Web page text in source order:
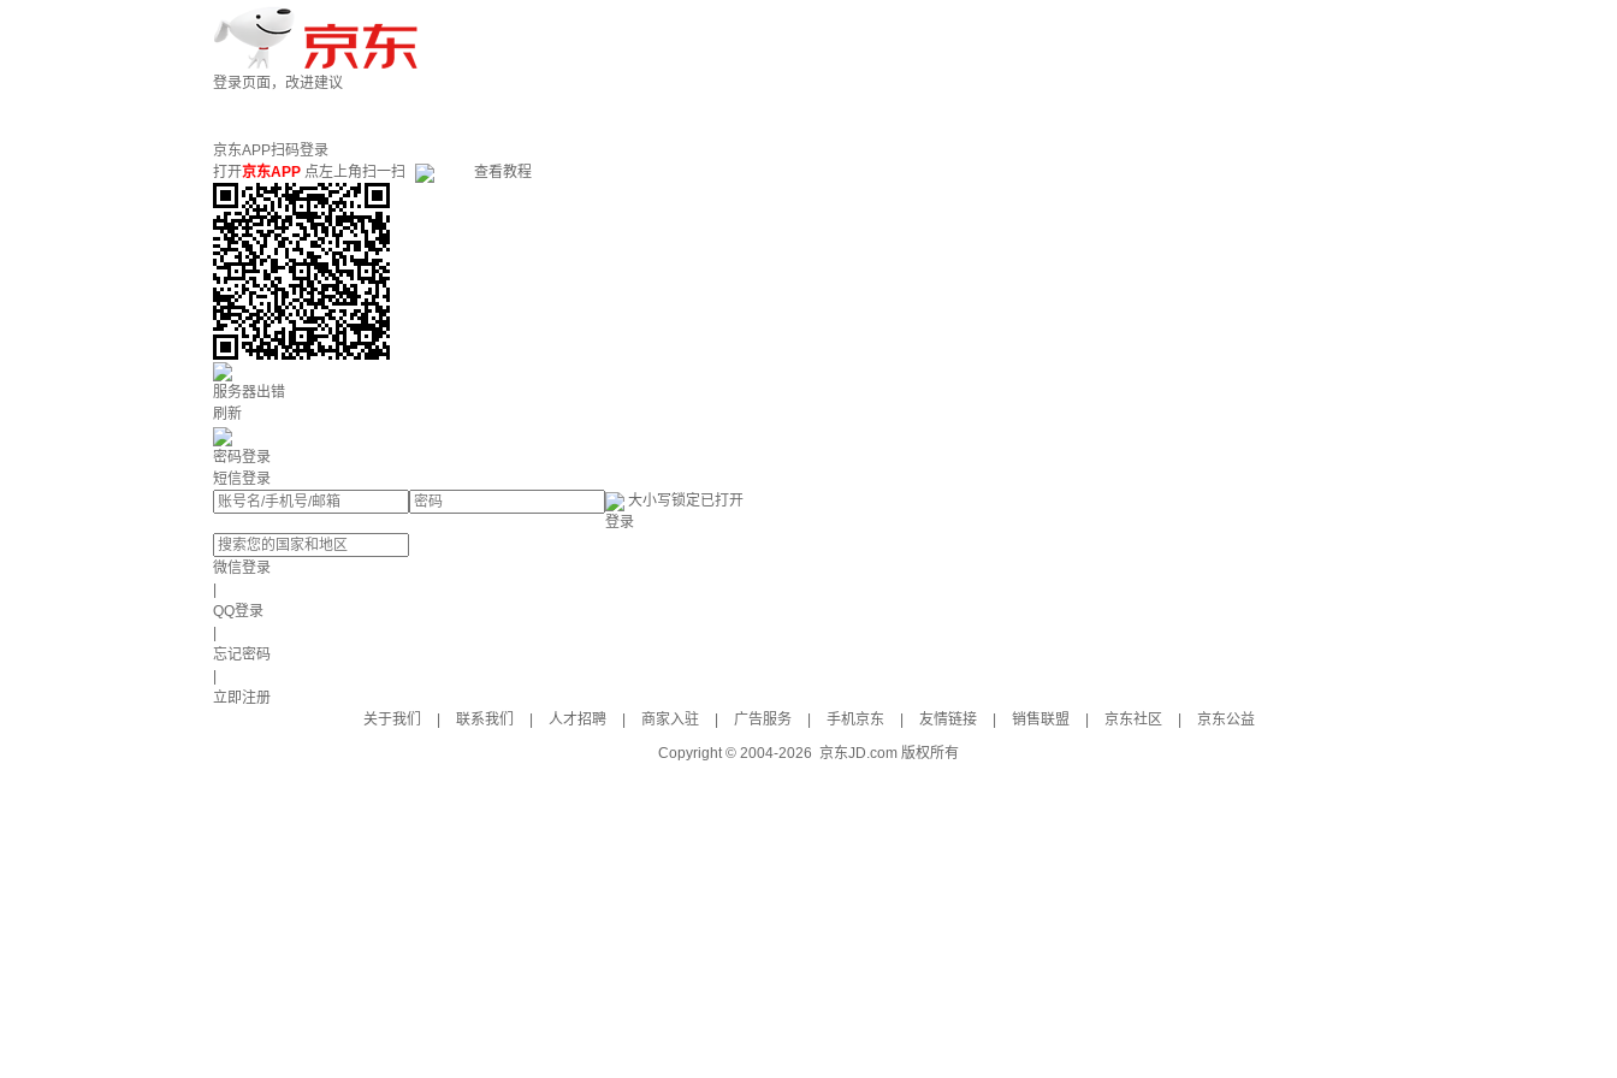
登录页面，改进建议
京东APP扫码登录
打开京东APP 点左上角扫一扫 查看教程
服务器出错
刷新
密码登录
短信登录
大小写锁定已打开
登录
微信登录
QQ登录
忘记密码
立即注册
关于我们
联系我们 人才招聘 商家入驻 广告服务 手机京东 友情链接 销售联盟 京东社区
京东公益
Copyright © 2004-2026 京东JD.com 版权所有